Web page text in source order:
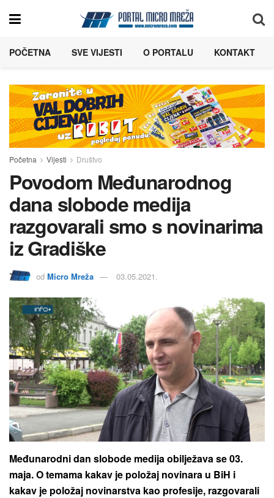
POČETNA SVE VIJESTI O PORTALU KONTAKT
Početna Vijesti Društvo
Povodom Međunarodnog
dana slobode medija
razgovarali smo s novinarima
iz Gradiške
od Micro Mreža 03.05.2021.
Međunarodni dan slobode medija obilježava se 03.
maja. O temama kakav je položaj novinara u BiH i
kakav je položaj novinarstva kao profesije, razgovarali